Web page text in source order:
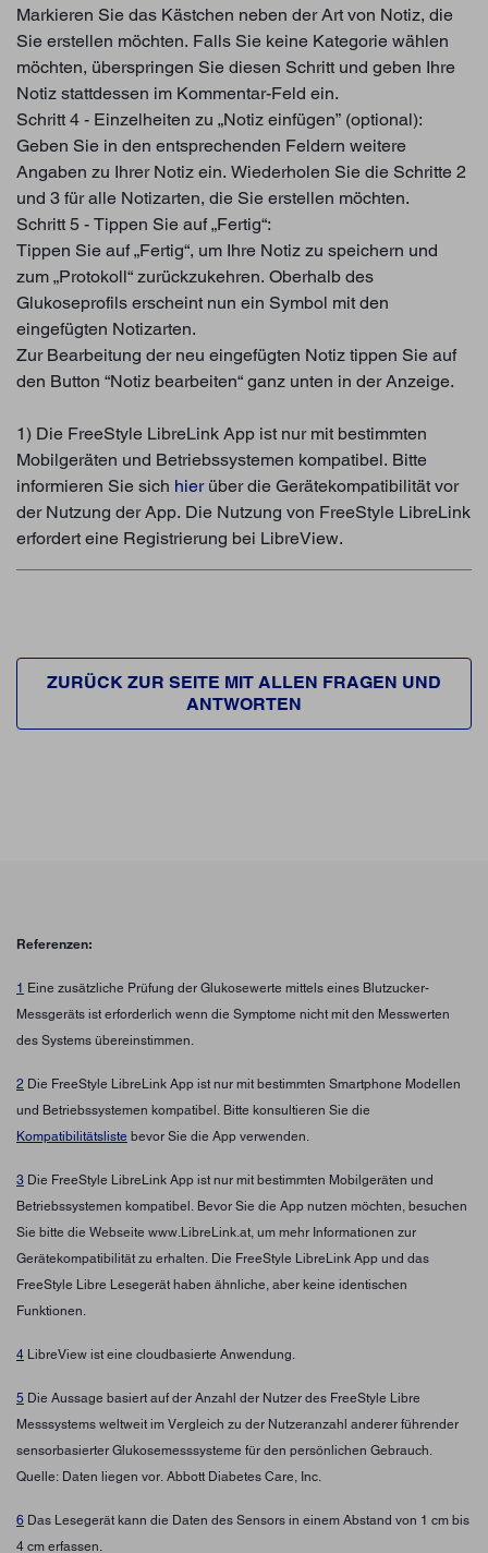
Markieren Sie das Kästchen neben der Art von Notiz, die
Sie erstellen möchten. Falls Sie keine Kategorie wählen
möchten, überspringen Sie diesen Schritt und geben Ihre
Notiz stattdessen im Kommentar-Feld ein.
Schritt 4 - Einzelheiten zu „Notiz einfügen” (optional):
Geben Sie in den entsprechenden Feldern weitere
Angaben zu Ihrer Notiz ein. Wiederholen Sie die Schritte 2
und 3 für alle Notizarten, die Sie erstellen möchten.
Schritt 5 - Tippen Sie auf „Fertig“:
Tippen Sie auf „Fertig“, um Ihre Notiz zu speichern und
zum „Protokoll“ zurückzukehren. Oberhalb des
Glukoseprofils erscheint nun ein Symbol mit den
eingefügten Notizarten.
Zur Bearbeitung der neu eingefügten Notiz tippen Sie auf
den Button “Notiz bearbeiten“ ganz unten in der Anzeige.
1) Die FreeStyle LibreLink App ist nur mit bestimmten
Mobilgeräten und Betriebssystemen kompatibel. Bitte
informieren Sie sich hierüber die Gerätekompatibilität vor
der Nutzung der App. Die Nutzung von FreeStyle LibreLink
erfordert eine Registrierung bei LibreView.
ZURÜCK ZUR SEITE MIT ALLEN FRAGEN UND
ANTWORTEN
Referenzen:
1 Eine zusätzliche Prüfung der Glukosewerte mittels eines Blutzucker-
Messgeräts ist erforderlich wenn die Symptome nicht mit den Messwerten
des Systems übereinstimmen.
2 Die FreeStyle LibreLink App ist nur mit bestimmten Smartphone Modellen
und Betriebssystemen kompatibel. Bitte konsultieren Sie die
Kompatibilitätsliste bevor Sie die App verwenden.
3 Die FreeStyle LibreLink App ist nur mit bestimmten Mobilgeräten und
Betriebssystemen kompatibel. Bevor Sie die App nutzen möchten, besuchen
Sie bitte die Webseite www.LibreLink.at, um mehr Informationen zur
Gerätekompatibilität zu erhalten. Die FreeStyle LibreLink App und das
FreeStyle Libre Lesegerät haben ähnliche, aber keine identischen
Funktionen.
4 LibreView ist eine cloudbasierte Anwendung.
5 Die Aussage basiert auf der Anzahl der Nutzer des FreeStyle Libre
Messsystems weltweit im Vergleich zu der Nutzeranzahl anderer führender
sensorbasierter Glukosemesssysteme für den persönlichen Gebrauch.
Quelle: Daten liegen vor. Abbott Diabetes Care, Inc.
6 Das Lesegerät kann die Daten des Sensors in einem Abstand von 1 cm bis
4 cm erfassen.